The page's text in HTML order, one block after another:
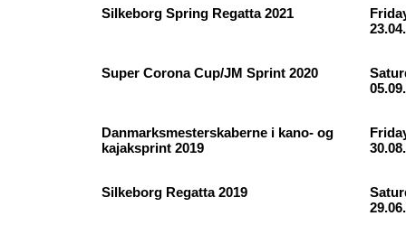
Silkeborg Spring Regatta 2021
Super Corona Cup/JM Sprint 2020
Danmarksmesterskaberne i kano- og
kajaksprint 2019
Silkeborg Regatta 2019